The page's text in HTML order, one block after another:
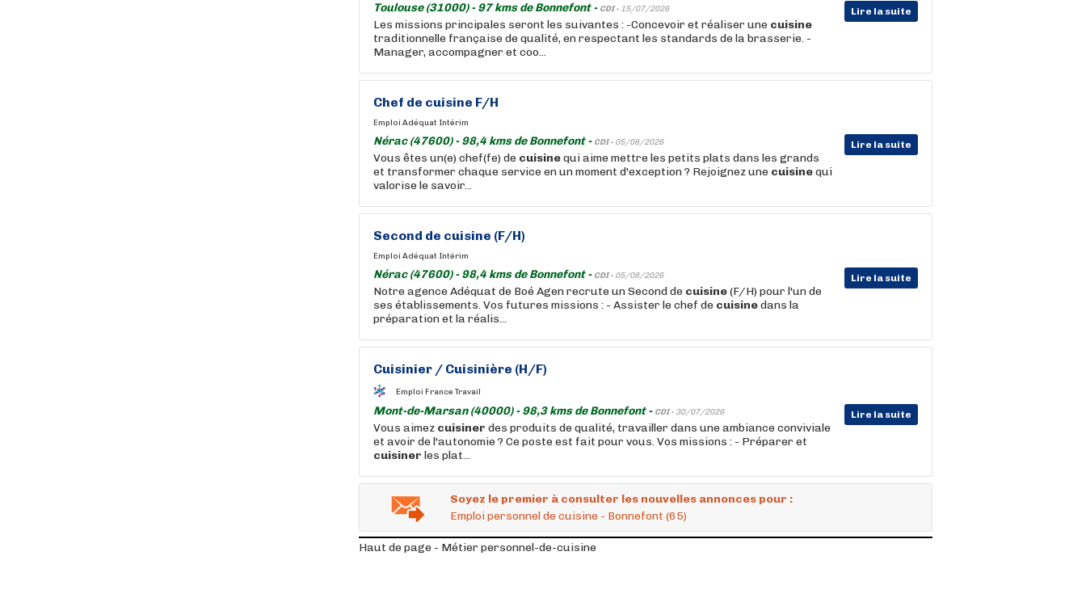
Toulouse (31000) - 97 kms de Bonnefont - CDI - 15/07/2026 Lire la suite
Les missions principales seront les suivantes : -Concevoir et réaliser une cuisine
traditionnelle française de qualité, en respectant les standards de la brasserie. -
Manager, accompagner et coo...
Chef de cuisine F/H
Emploi Adéquat Intérim
Nérac (47600) - 98,4 kms de Bonnefont - CDI - 05/08/2026 Lire la suite
Vous êtes un(e) chef(fe) de cuisinequi aime mettre les petits plats dans les grands
et transformer chaque service en un moment d'exception ? Rejoignez une cuisinequi
valorise le savoir...
Second de cuisine (F/H)
Emploi Adéquat Intérim
Nérac (47600) - 98,4 kms de Bonnefont - CDI - 05/08/2026 Lire la suite
Notre agence Adéquat de Boé Agen recrute un Second de cuisine(F/H) pour l'un de
ses établissements. Vos futures missions : - Assister le chef de cuisinedans la
préparation et la réalis...
Cuisinier / Cuisinière (H/F)
Emploi France Travail
Mont-de-Marsan (40000) - 98,3 kms de Bonnefont - CDI - 30/07/2026 Lire la suite
Vous aimez cuisiner des produits de qualité, travailler dans une ambiance conviviale
et avoir de l'autonomie ? Ce poste est fait pour vous. Vos missions : - Préparer et
cuisiner les plat...
Soyez le premier à consulter les nouvelles annonces pour :
Emploi personnel de cuisine - Bonnefont (65)
Haut de page - Métier personnel-de-cuisine